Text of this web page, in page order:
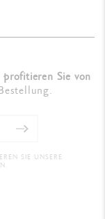
profitieren Sie von
SIE UNSERE